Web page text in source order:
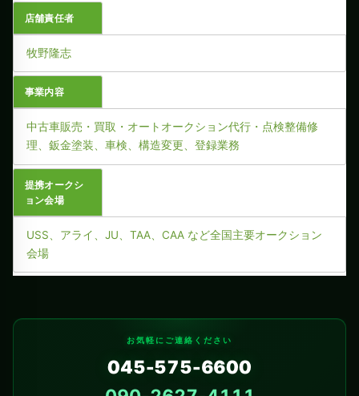
店舗責任者
牧野隆志
事業内容
中古車販売・買取・オートオークション代行・点検整備修
理、鈑金塗装、車検、構造変更、登録業務
提携オークシ
ョン会場
USS、アライ、JU、TAA、CAA など全国主要オークション
会場
お気軽にご連絡ください
045-575-6600